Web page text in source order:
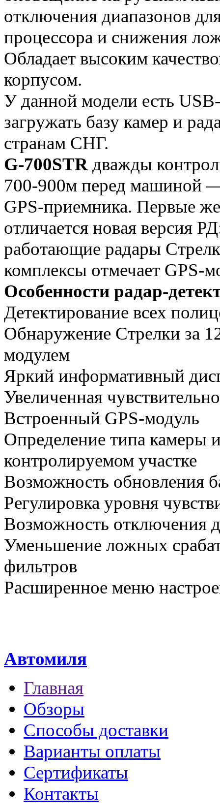
отключения диапазонов
процессора и снижения
Обладает высоким
корпусом.
У данной модели есть
загружать базу камер и
странам СНГ.
G-700STR дважды
700-900м перед машиной
GPS-приемника. Первые
отличается новая версия
работающие радары
комплексы отмечает GPS-
Особенности радар-
Детектирование всех
Обнаружение Стрелки за
модулем
Яркий информативный
Увеличенная
Встроенный GPS-модуль
Определение типа камеры
контролируемом участке
Возможность обновления
Регулировка уровня
Возможность отключения
Уменьшение ложных
фильтров
Расширенное меню
Автомиля
Главная
Обзоры
Способы доставки
Варианты оплаты
Сертификаты
Контакты